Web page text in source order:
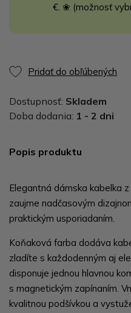
€. ❀ (možnosť
Pridať do obľúbených
Dostupnosť: Skladem
Doba dodania: 1 - 2 dni
Popis produktu
Elegantná dámska kabelka
zaujme nadčasovým
praktickým usporiadaním.
Koňaková farba dodáva
zladíte s každodenným aj
disponuje jednou hlavnou
s magnetickým zapínaním.
kvalitnou podšívkou a